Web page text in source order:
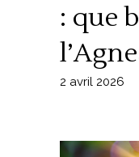
: que
2 avril 2026